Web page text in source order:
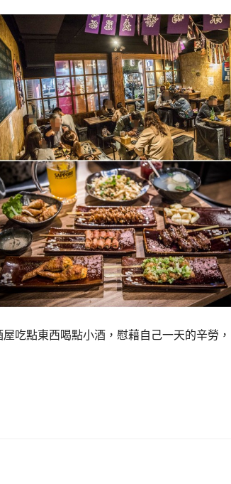
吃點東西喝點小酒，慰藉自己一天的辛勞，